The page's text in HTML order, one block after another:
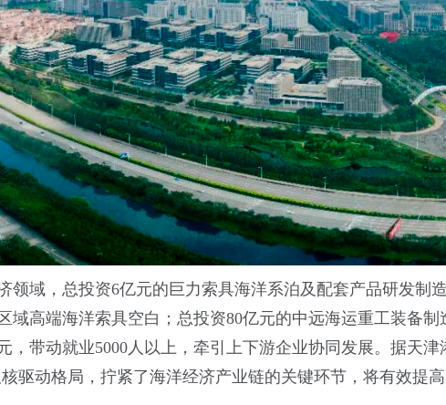
领域，总投资6亿元的巨力索具海洋系泊及配套产品研发制
域高端海洋索具空白；总投资80亿元的中远海运重工装备
，带动就业5000人以上，牵引上下游企业协同发展。据天
驱动格局，拧紧了海洋经济产业链的关键环节，将有效提